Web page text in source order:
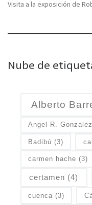
Visita a la exposición de
Nube de
Alberto
Angel R. Gonzalez
Badibú (3)
carmen hache (3)
certamen (4)
cuenca (3)